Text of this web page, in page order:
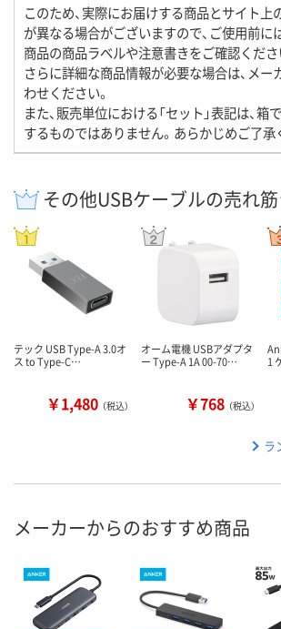
このため、実際にお届けする商品とサイト上
が異なる場合がございますので、ご使用前に
商品の商品ラベルや注意書きをご確認くださ
さらに詳細な商品情報が必要な場合は、メー
わせください。
また、販売単位における「セット」表記は、
するものではありません。あらかじめご了承
その他USBケーブルの売れ
テック USB Type-A 3.0オ
ス to Type-C…
￥1,480 （税込）
オーム電機 USBアダプタ
ー Type-A 1A 00-70…
￥768 （税込）
1
ラ
メーカーからのおすすめ商品